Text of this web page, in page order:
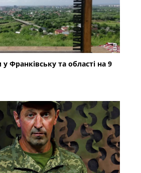
Франківську та області на 9